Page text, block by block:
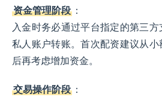
资金管理阶段 ：
入金时务必通过平台指定的第三
私人账户转账。首次配资建议从
后再考虑增加资金。
交易操作阶段 ：